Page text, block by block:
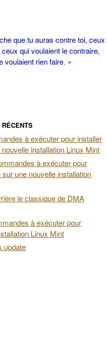
que tu auras contre toi, ceux
qui voulaient le contraire,
voulaient rien faire. »
à exécuter pour installer
installation Linux Mint
à exécuter pour
une nouvelle installation
le classique de DMA
à exécuter pour
Linux Mint
update